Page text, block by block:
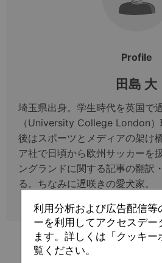
Profile
田島 大
埼玉県出身。学生時代を英国で
（University College London
後はスポーツとメディアの架け
ア社で日頃から欧州サッカーを
ングランドに関する記事の翻訳
る。ちなみに遅咲きの愛犬家。
利用分析および広告配信等
ーを利用してアクセスデー
ます。詳しくは「クッキ
覧ください。